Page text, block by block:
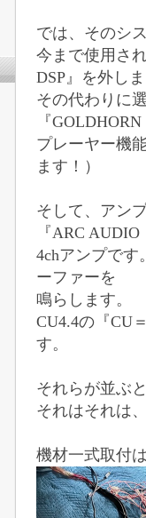
では、そのシ
今まで使用さ
DSP』を外し
その代わりに
『
プレーヤー機
ます！）
そして、アン
『ARC
4chアンプです
ーファーを
鳴らします。
CU4.4の『CU
す。
それらが並ぶ
それはそれは
機材一式取付